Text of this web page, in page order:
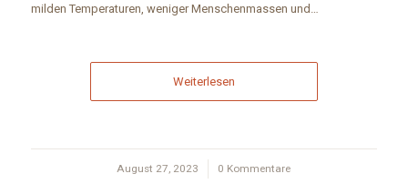
milden Temperaturen, weniger Menschenmassen und…
Weiterlesen
August 27, 2023
/ 0 Kommentare